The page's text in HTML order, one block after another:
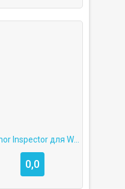
Armor Inspector для WoT Blitz
0,0